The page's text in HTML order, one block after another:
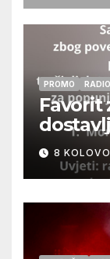
PROMO
Favorit
8